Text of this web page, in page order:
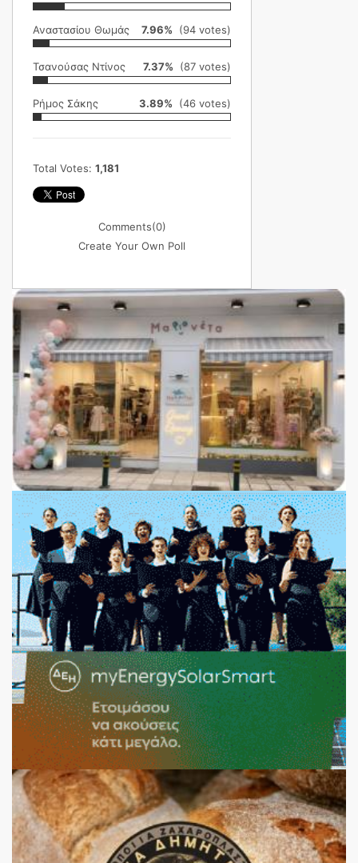
Αναστασίου Θωμάς 7.96% (94 votes)
Τσανούσας Ντίνος 7.37% (87 votes)
Ρήμος Σάκης 3.89% (46 votes)
Total Votes: 1,181
Comments(0)
Create Your Own Poll